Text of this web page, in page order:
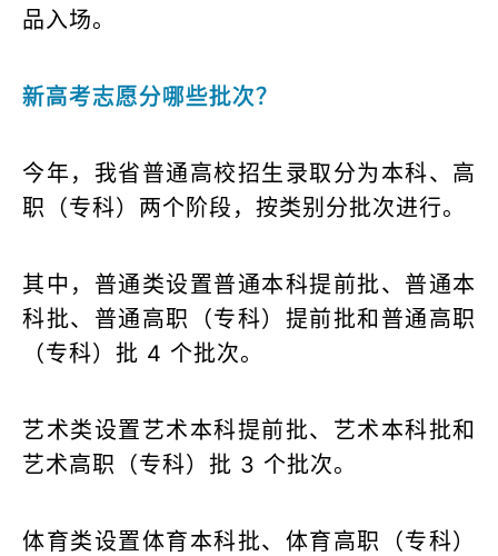
品入场。
新高考志愿分哪些批次？
今年，我省普通高校招生录取分为本科、高
职（专科）两个阶段，按类别分批次进行。
其中，普通类设置普通本科提前批、普通本
科批、普通高职（专科）提前批和普通高职
（专科）批 4 个批次。
艺术类设置艺术本科提前批、艺术本科批和
艺术高职（专科）批 3 个批次。
体育类设置体育本科批、体育高职（专科）